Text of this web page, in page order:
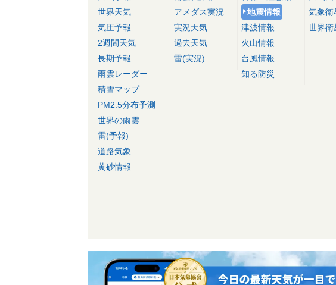
世界天気
気圧予報
2週間天気
長期予報
雨雲レーダー
積雪マップ
PM2.5分布予測
世界の雨雲
雷(予報)
道路気象
黄砂情報
アメダス実況
実況天気
過去天気
雷(実況)
地震情報
津波情報
火山情報
台風情報
知る防災
気象衛
世界衛